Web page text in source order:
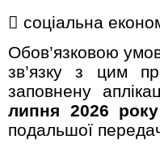
 соціальна
Обов’язковою
зв’язку з цим
заповнену
липня 2026 року
подальшої